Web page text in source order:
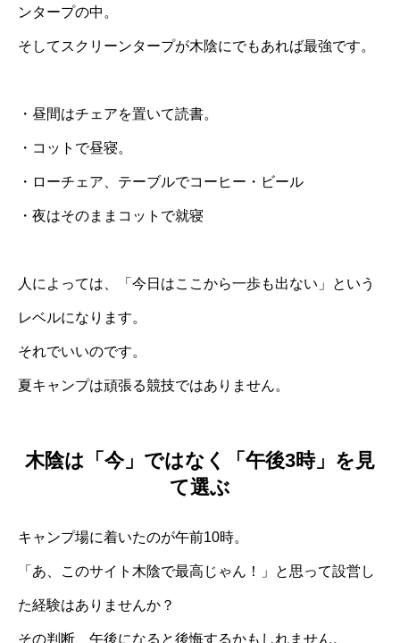
ンタープの中。
そしてスクリーンタープが木陰にでもあれば最強です。
・昼間はチェアを置いて読書。
・コットで昼寝。
・ローチェア、テーブルでコーヒー・ビール
・夜はそのままコットで就寝
人によっては、「今日はここから一歩も出ない」という
レベルになります。
それでいいのです。
夏キャンプは頑張る競技ではありません。
木陰は「今」ではなく「午後3時」を見
て選ぶ
キャンプ場に着いたのが午前10時。
「あ、このサイト木陰で最高じゃん！」と思って設営し
た経験はありませんか？
その判断、午後になると後悔するかもしれません。